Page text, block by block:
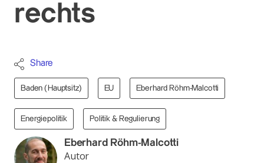
rechts
Share
Baden (Hauptsitz) EU Eberhard Röhm-Malcotti
Energiepolitik Politik & Regulierung
Eberhard Röhm-Malcotti
Autor